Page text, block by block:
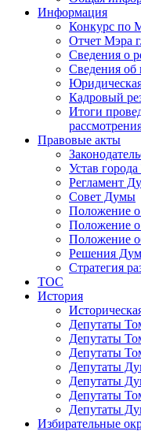
Информация
Конкурс по
Отчет Мэра
Сведения о
Сведения об
Кадровый
Итоги
Правовые акты
Устав
Регламент
Совет Думы
Положение о
Положение
Положение
Решения
Стратегия
ТОС
История
Депутаты
Депутаты
Депутаты
Депутаты
Депутаты
Депутаты
Депутаты
Избирательные